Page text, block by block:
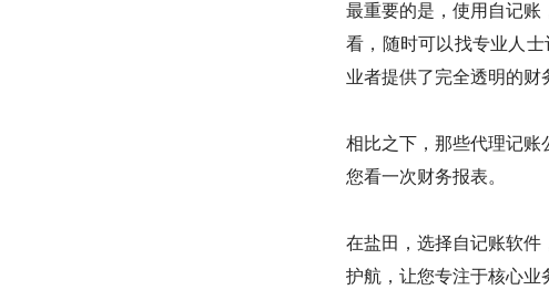
最重要的是，使用自记账
看，随时可以找专业人
业者提供了完全透明的财
相比之下，那些代理记账
您看一次财务报表。
在盐田，选择自记账软件
护航，让您专注于核心业